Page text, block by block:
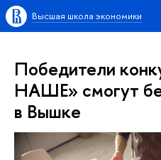
Высшая школа экономики
Победители
НАШЕ» смогут
в Вышке